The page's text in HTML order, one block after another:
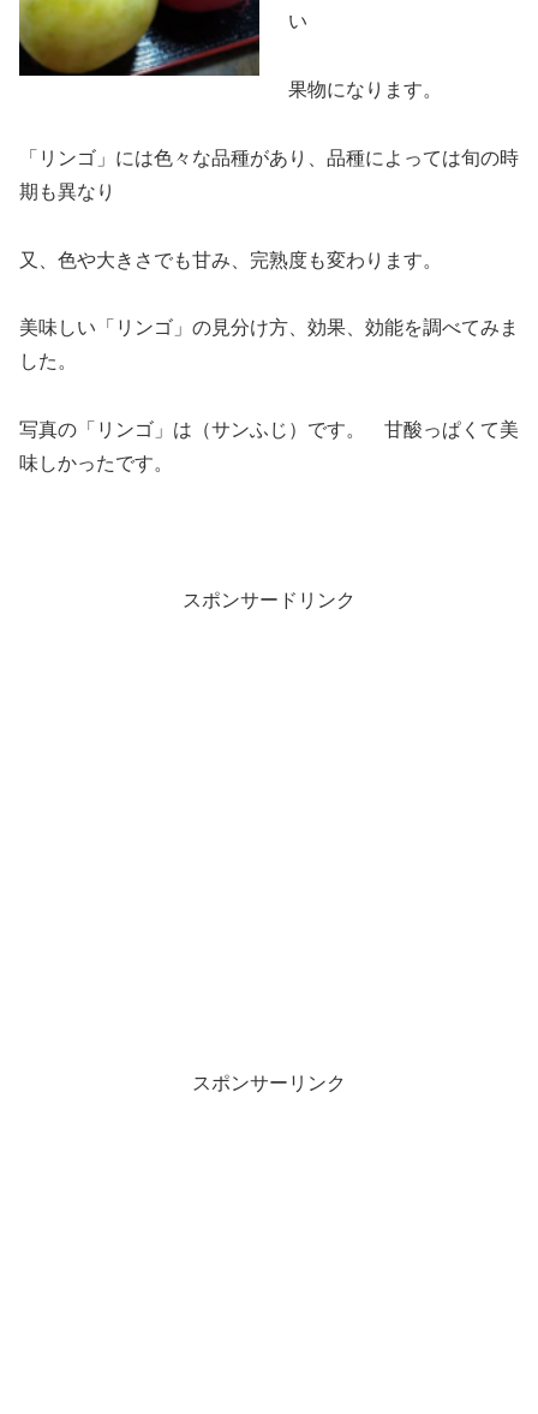
い
果物になります。
「リンゴ」には色々な品種があり、 品種によっては旬の時
期も異なり
又、色や大きさでも甘み、完熟度も変わります。
美味しい「リンゴ」の見分け方、効果、効能を調べてみま
した。
写真の「リンゴ」は（サンふじ）です。 甘酸っぱくて美
味しかったです。
スポンサードリンク
スポンサーリンク